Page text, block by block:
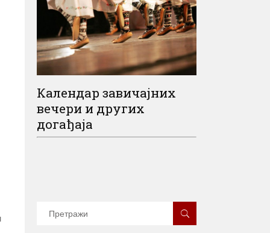
Календар завичајних
вечери и других
догађаја